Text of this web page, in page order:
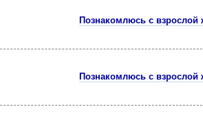
Познакомлюсь с
Познакомлюсь с